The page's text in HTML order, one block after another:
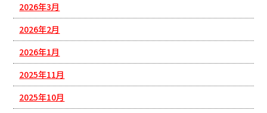
2026年3月
2026年2月
2026年1月
2025年11月
2025年10月